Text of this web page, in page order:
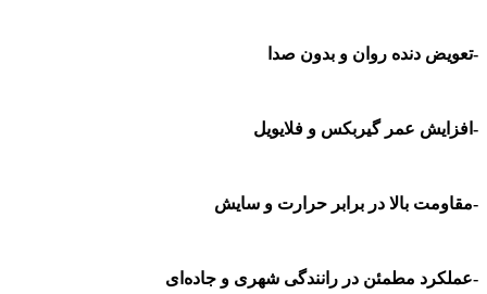
-تعویض دنده روان و بدون صدا
-افزایش عمر گیربکس و فلایویل
-مقاومت بالا در برابر حرارت و سایش
-عملکرد مطمئن در رانندگی شهری و جاده‌ای